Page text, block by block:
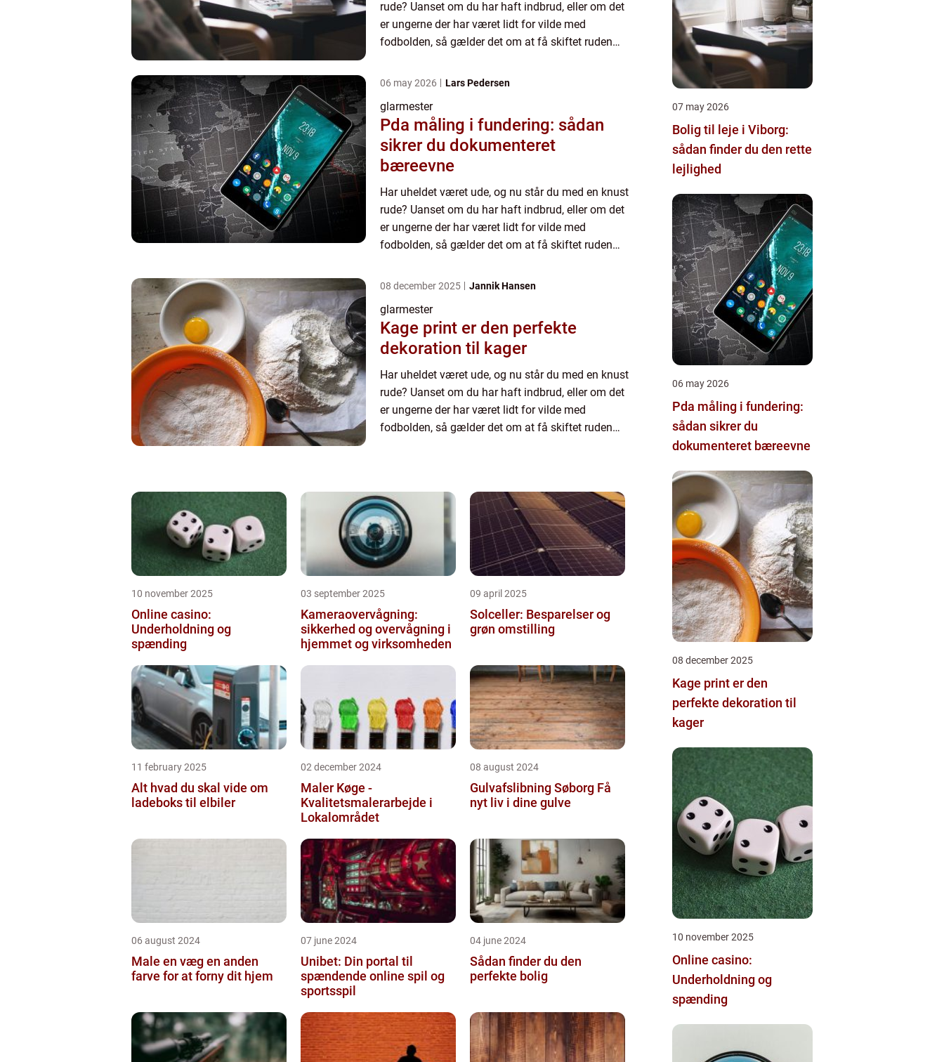
rude? Uanset om du har haft indbrud, eller om det
er ungerne der har været lidt for vilde med
fodbolden, så gælder det om at få skiftet ruden
06 may 2026 Lars Pedersen
glarmester
Pda måling i fundering: sådan
sikrer du dokumenteret
bæreevne
Har uheldet været ude, og nu står du med en knust
rude? Uanset om du har haft indbrud, eller om det
er ungerne der har været lidt for vilde med
fodbolden, så gælder det om at få skiftet ruden
08 december 2025 Jannik Hansen
glarmester
Kage print er den perfekte
dekoration til kager
Har uheldet været ude, og nu står du med en knust
rude? Uanset om du har haft indbrud, eller om det
er ungerne der har været lidt for vilde med
fodbolden, så gælder det om at få skiftet ruden
10 november 2025
Online casino:
Underholdning og
spænding
03 september 2025
Kameraovervågning:
sikkerhed og overvågning i
hjemmet og virksomheden
09 april 2025
Solceller: Besparelser og
grøn omstilling
11 february 2025
Alt hvad du skal vide om
ladeboks til elbiler
02 december 2024
Maler Køge -
Kvalitetsmalerarbejde i
Lokalområdet
08 august 2024
Gulvafslibning Søborg Få
nyt liv i dine gulve
06 august 2024
Male en væg en anden
farve for at forny dit hjem
07 june 2024
Unibet: Din portal til
spændende online spil og
sportsspil
04 june 2024
Sådan finder du den
perfekte bolig
07 may 2026
Bolig til leje i Viborg:
sådan finder du den rette
lejlighed
06 may 2026
Pda måling i fundering:
sådan sikrer du
dokumenteret bæreevne
08 december 2025
Kage print er den
perfekte dekoration til
kager
10 november 2025
Online casino:
Underholdning og
spænding